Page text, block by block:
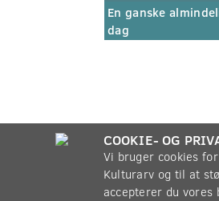
En ganske
dag
COOKIE- OG
Vi bruger cookies
Kulturarv og til at
accepterer du vores